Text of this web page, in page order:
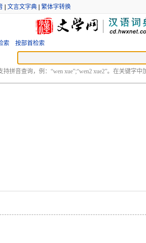
| 文言文字典| 繁体字转换
索 按部首检索
持拼音查询，例：“wen xue”;“wen2 xue2”。在关键字中